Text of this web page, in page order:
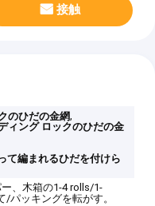
接触
のひだの金網,
ィング ロックのひだの金
て編まれるひだを付けら
、木箱の1-4 rolls/1-
/パッキングを転がす。